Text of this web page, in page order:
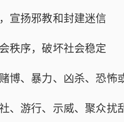
宣扬邪教和封建迷信
秩序，破坏社会稳定
博、暴力、凶杀、恐怖
、游行、示威、聚众扰